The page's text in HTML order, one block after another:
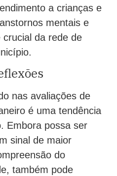
a crianças e
mentais e
da rede de
nas avaliações de
é uma tendência
Embora possa ser
sinal de maior
do
também pode